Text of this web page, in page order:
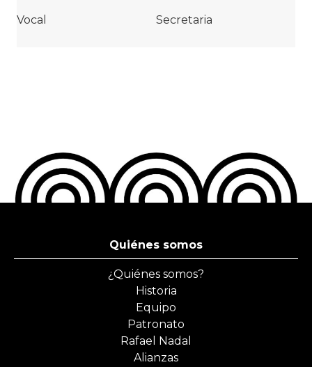
Vocal Secretaria
Quiénes somos
¿Quiénes somos?
Historia
Equipo
Patronato
Rafael Nadal
Alianzas